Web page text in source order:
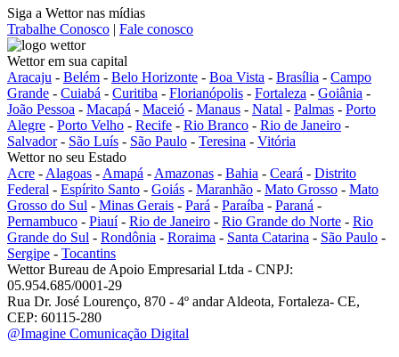
Siga a Wettor nas mídias
Trabalhe Conosco | Fale conosco
Wettor em sua capital
Aracaju - Belém - Belo Horizonte - Boa Vista - Brasília - Campo
Grande - Cuiabá - Curitiba - Florianópolis - Fortaleza - Goiânia -
João Pessoa - Macapá - Maceió - Manaus - Natal - Palmas - Porto
Alegre - Porto Velho - Recife - Rio Branco - Rio de Janeiro -
Salvador- São Luís - São Paulo - Teresina - Vitória
Wettor no seu Estado
Acre - Alagoas - Amapá - Amazonas - Bahia - Ceará - Distrito
Federal - Espírito Santo - Goiás - Maranhão - Mato Grosso - Mato
Grosso do Sul - Minas Gerais - Pará - Paraíba - Paraná -
Pernambuco - Piauí- Rio de Janeiro - Rio Grande do Norte - Rio
Grande do Sul - Rondônia - Roraima - Santa Catarina - São Paulo -
Sergipe - Tocantins
Wettor Bureau de Apoio Empresarial Ltda - CNPJ:
05.954.685/0001-29
Rua Dr. José Lourenço, 870 - 4º andar Aldeota, Fortaleza- CE,
CEP: 60115-280
@Imagine Comunicação Digital